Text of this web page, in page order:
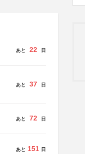
あと 22 日
あと 37 日
あと 72 日
あと 151 日